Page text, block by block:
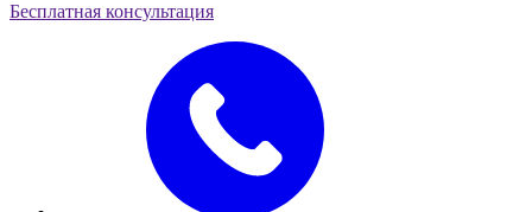
Бесплатная консультация